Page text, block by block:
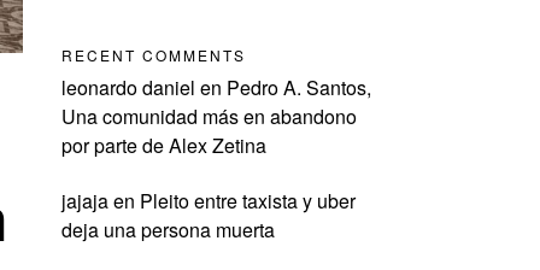
RECENT COMMENTS
leonardo daniel en Pedro A. Santos,
Una comunidad más en abandono
por parte de Alex Zetina
jajajaen Pleito entre taxista y uber
deja una persona muerta